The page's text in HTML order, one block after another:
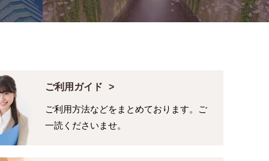
ご利用ガイド
ご利用方法などをまとめております。ご
一読くださいませ。